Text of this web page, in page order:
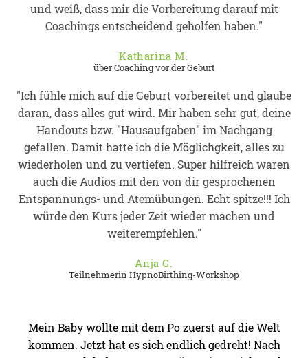
und weiß, dass mir die Vorbereitung darauf mit
Coachings entscheidend geholfen haben."
Katharina M.
über Coaching vor der Geburt
"Ich fühle mich auf die Geburt vorbereitet und glaube
daran, dass alles gut wird. Mir haben sehr gut, deine
Handouts bzw. "Hausaufgaben" im Nachgang
gefallen. Damit hatte ich die Möglichgkeit, alles zu
wiederholen und zu vertiefen. Super hilfreich waren
auch die Audios mit den von dir gesprochenen
Entspannungs- und Atemübungen. Echt spitze!!! Ich
würde den Kurs jeder Zeit wieder machen und
weiterempfehlen."
Anja G.
Teilnehmerin HypnoBirthing-Workshop
Mein Baby wollte mit dem Po zuerst auf die Welt
kommen. Jetzt hat es sich endlich gedreht! Nach